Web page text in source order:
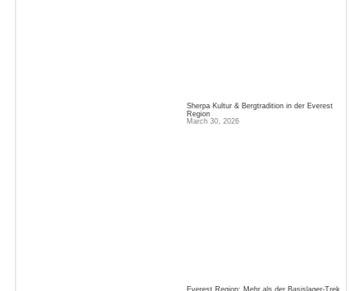
Sherpa Kultur & Bergtradition in der Everest
Region
March 30, 2026